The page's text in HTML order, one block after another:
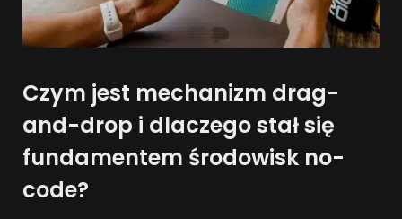
Czym jest mechanizm drag-
and-drop i dlaczego stał się
fundamentem środowisk no-
code?